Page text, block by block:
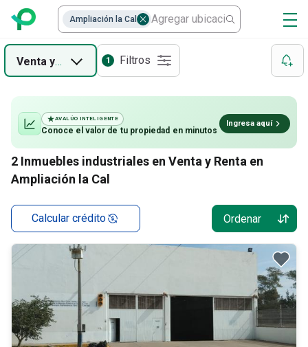
Venta yRenta 1 Filtros
2 Inmuebles industriales en Venta y Renta en
Ampliación la Cal
Calcular crédito Ordenar
AVALÚO INTELIGENTE
Conoce el valor de tu propiedad en minutos
Ingresa aquí
Ampliación la Cal